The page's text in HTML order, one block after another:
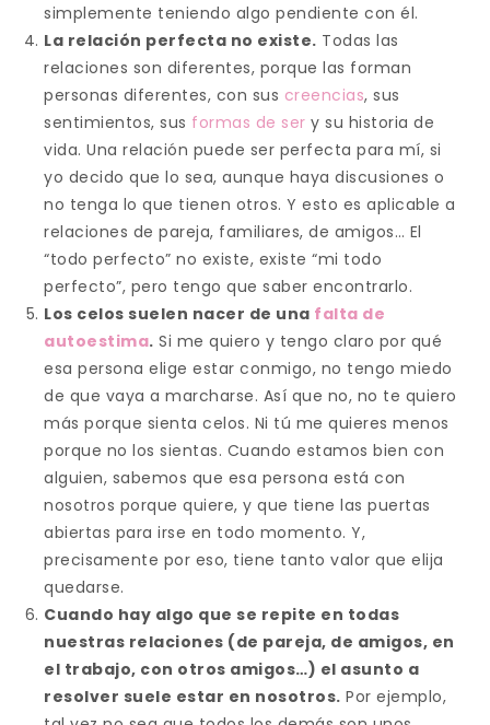
simplemente teniendo algo pendiente con él.
La relación perfecta no existe. Todas las
relaciones son diferentes, porque las forman
personas diferentes, con sus creencias, sus
sentimientos, sus formas de ser y su historia de
vida. Una relación puede ser perfecta para mí, si
yo decido que lo sea, aunque haya discusiones o
no tenga lo que tienen otros. Y esto es aplicable a
relaciones de pareja, familiares, de amigos… El
“todo perfecto” no existe, existe “mi todo
perfecto”, pero tengo que saber encontrarlo.
Los celos suelen nacer de una falta de
autoestima. Si me quiero y tengo claro por qué
esa persona elige estar conmigo, no tengo miedo
de que vaya a marcharse. Así que no, no te quiero
más porque sienta celos. Ni tú me quieres menos
porque no los sientas. Cuando estamos bien con
alguien, sabemos que esa persona está con
nosotros porque quiere, y que tiene las puertas
abiertas para irse en todo momento. Y,
precisamente por eso, tiene tanto valor que elija
quedarse.
Cuando hay algo que se repite en todas
nuestras relaciones (de pareja, de amigos, en
el trabajo, con otros amigos…) el asunto a
resolver suele estar en nosotros. Por ejemplo,